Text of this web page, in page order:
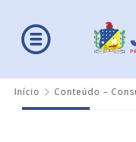
Início Conteúdo –